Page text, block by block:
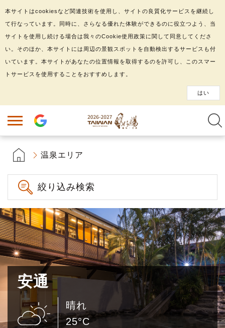
温泉エリア
絞り込み検索
安通
晴れ
25°C
本サイトはcookiesなど関連技術を使用し、サイトの良質化サービスを継続し
て行なっています。同時に、さらなる優れた体験ができるのに役立つよう、当
サイトを使用し続ける場合は我々のCookie使用政策に関して同意してくださ
い。そのほか、本サイトには周辺の景観スポットを自動検出するサービスも付
いています。本サイトがあなたの位置情報を取得するのを許可し、このスマー
トサービスを使用することをおすすめします。
はい